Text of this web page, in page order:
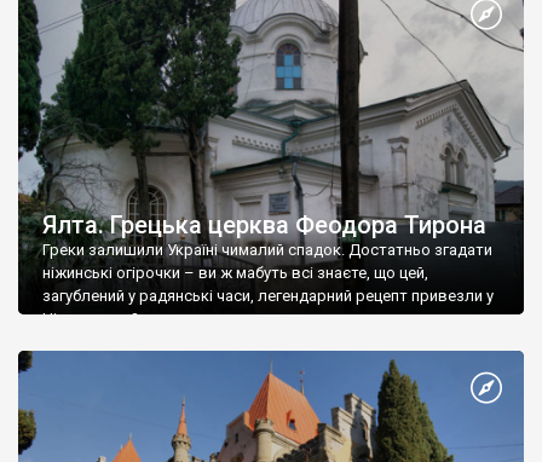
Ялта. Грецька церква Феодора Тирона
Греки залишили Україні чималий спадок. Достатньо згадати
ніжинські огірочки – ви ж мабуть всі знаєте, що цей,
загублений у радянські часи, легендарний рецепт привезли у
Ніжин греки?